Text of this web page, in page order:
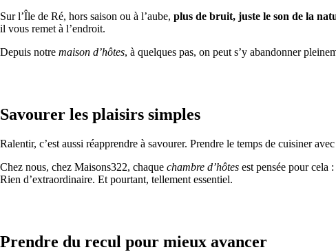
Sur l’Île de Ré, hors saison ou à l’aube, plus de bruit, juste le son de la
il vous remet à l’endroit.
Depuis notre maison d’hôtes, à quelques pas, on peut s’y abandonner
Savourer les plaisirs simples
Ralentir, c’est aussi réapprendre à savourer. Prendre le temps de cuisiner
Chez nous, chez Maisons322, chaque chambre d’hôtes est pensée pour
Rien d’extraordinaire. Et pourtant, tellement essentiel.
Prendre du recul pour mieux avancer